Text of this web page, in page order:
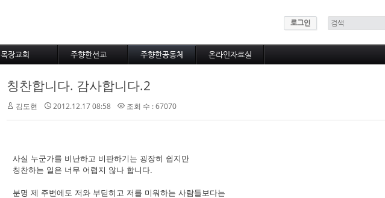
로그인
목장교회
목장사역철학
아름다운목자상
주향한선교
선교사와선교지
선교통신
주향한공동체
새가족포토
자유게시판
대표기도
온라인자료실
칭찬합니다. 감사합니다.2
김도현 2012.12.17 08:58 조회 수 : 67070
사실 누군가를 비난하고 비판하기는 굉장히 쉽지만
칭찬하는 일은 너무 어렵지 않나 합니다.
분명 제 주변에도 저와 부딛히고 저를 미워하는 사람들보다는